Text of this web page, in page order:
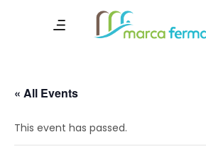
« All Events
This event has passed.